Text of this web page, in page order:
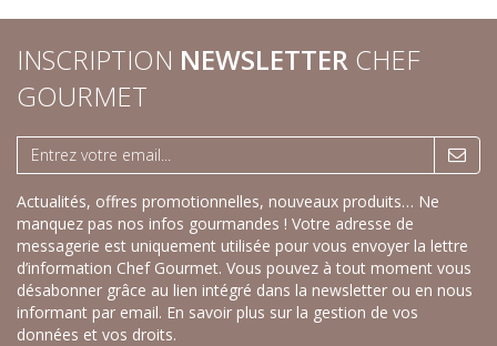
INSCRIPTION NEWSLETTER CHEF
GOURMET
Actualités, offres promotionnelles, nouveaux produits… Ne
manquez pas nos infos gourmandes ! Votre adresse de
messagerie est uniquement utilisée pour vous envoyer la lettre
d’information Chef Gourmet. Vous pouvez à tout moment vous
désabonner grâce au lien intégré dans la newsletter ou en nous
informant par email. En savoir plus sur la gestion de vos
données et vos droits.